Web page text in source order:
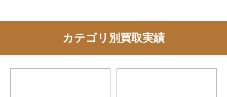
カテゴリ別買取実績